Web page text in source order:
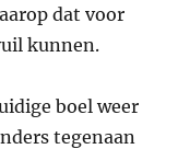
dat voor
kunnen.
boel weer
tegenaan